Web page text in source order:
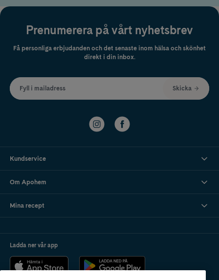
Prenumerera på vårt nyhetsbrev
Få personliga erbjudanden och det senaste inom hälsa och skönhet
direkt i din inbox.
Fyll i mailadress Skicka
Kundservice
Om Apohem
Mina recept
Ladda ner vår app